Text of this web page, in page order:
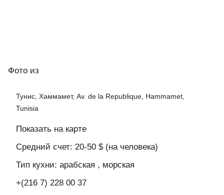
Фото из
Тунис, Хаммамет, Av. de la Rеpublique, Hammamet,
Tunisia
Показать на карте
Средний счет: 20-50 $ (на человека)
Тип кухни: арабская , морская
+(216 7) 228 00 37